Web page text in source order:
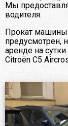
Мы
водителя.
Прокат машины
предусмотрен,
аренде на
Citroën C5